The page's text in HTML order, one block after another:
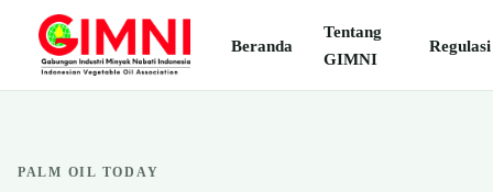
Beranda
Tentang
GIMNI
Regulasi
PALM OIL TODAY